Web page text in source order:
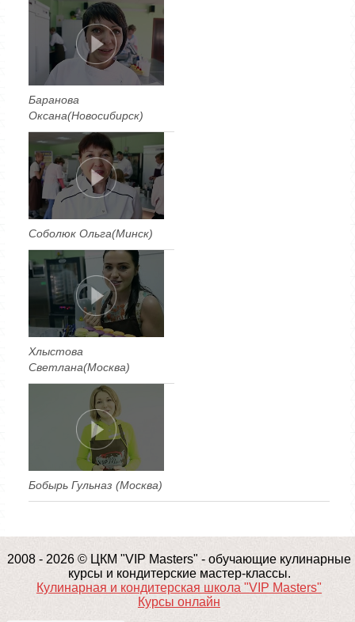
Баранова
Оксана(Новосибирск)
Соболюк Ольга(Минск)
Хлыстова
Светлана(Москва)
Бобырь Гульназ (Москва)
2008 - 2026 © ЦКМ "VIP Masters" - обучающие кулинарные
курсы и кондитерские мастер-классы.
Кулинарная и кондитерская школа "VIP Masters"
Курсы онлайн